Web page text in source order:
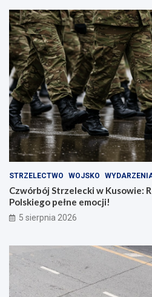
STRZELECTWO WOJSKO
Czwórbój Strzelecki w Kusowie:
Polskiego pełne emocji!
5 sierpnia 2026